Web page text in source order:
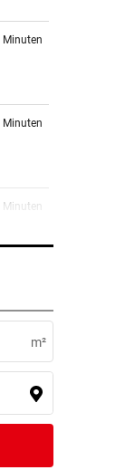
Minuten
Minuten
Minuten
Stunde
Stunde
m²